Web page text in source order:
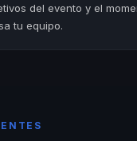
del evento y el
tu equipo.